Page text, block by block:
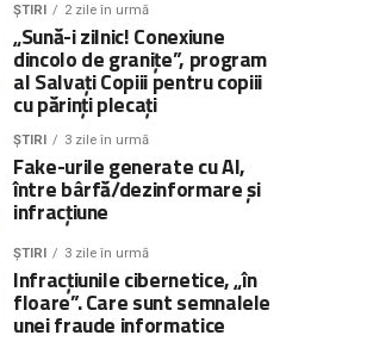
ȘTIRI 2 zile în urmă
„Sună-i zilnic! Conexiune
dincolo de granițe”, program
al Salvați Copiii pentru copiii
cu părinți plecați
ȘTIRI 3 zile în urmă
Fake-urile generate cu AI,
între bârfă/dezinformare și
infracțiune
ȘTIRI 3 zile în urmă
Infracțiunile cibernetice, „în
floare”. Care sunt semnalele
unei fraude informatice